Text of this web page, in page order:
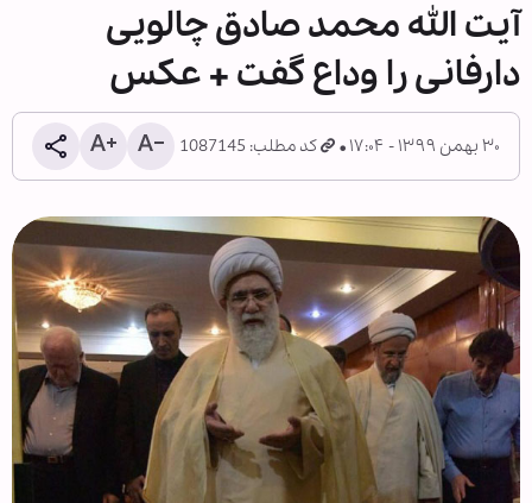
آیت الله محمد صادق چالویی
دارفانی را وداع گفت + عکس
۳۰ بهمن ۱۳۹۹ - ۱۷:۰۴ کد مطلب: 1087145